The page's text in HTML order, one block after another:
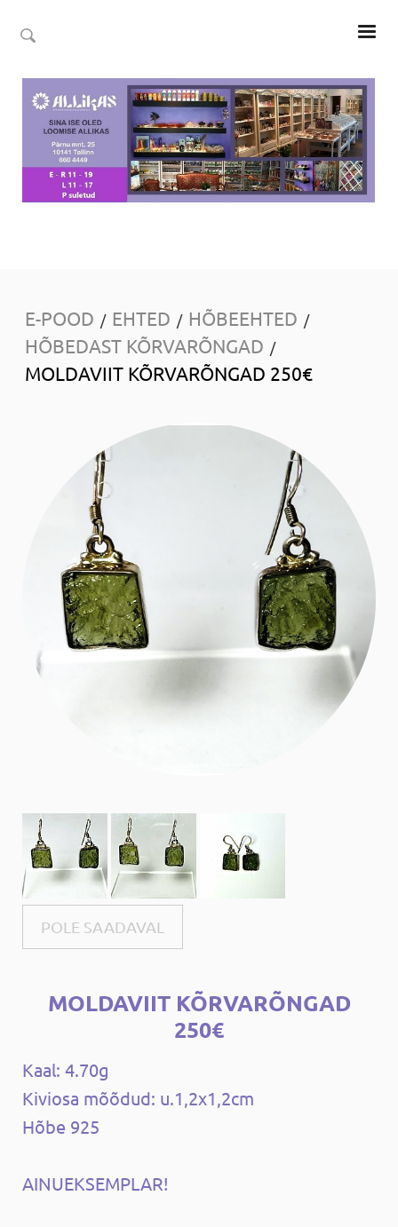
E-POOD / EHTED / HÕBEEHTED /
HÕBEDAST KÕRVARÕNGAD /
MOLDAVIIT KÕRVARÕNGAD 250€
POLE SAADAVAL
MOLDAVIIT KÕRVARÕNGAD
250€
Kaal: 4.70g
Kiviosa mõõdud: u.1,2x1,2cm
Hõbe 925
AINUEKSEMPLAR!